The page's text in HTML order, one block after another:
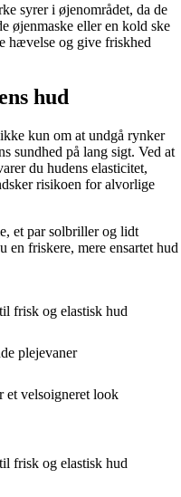
syrer i øjenområdet, da de
øjenmaske eller en kold ske
hævelse og give friskhed
hud
kun om at undgå rynker
sundhed på lang sigt. Ved at
du hudens elasticitet,
risikoen for alvorlige
et par solbriller og lidt
friskere, mere ensartet hud
frisk og elastisk hud
plejevaner
velsoigneret look
frisk og elastisk hud